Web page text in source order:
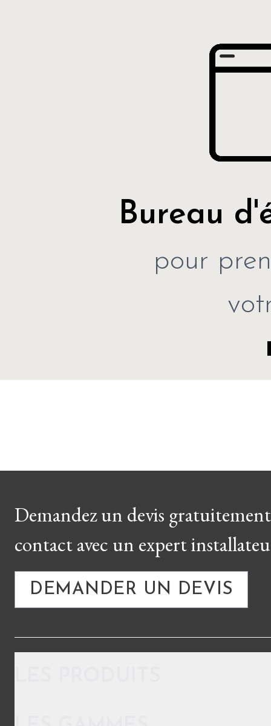
Bureau
pour
Demandez un devis
contact avec un expert
DEMANDER UN DEVIS